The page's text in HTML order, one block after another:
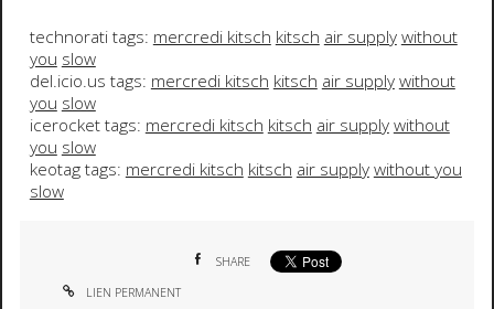
technorati tags: mercredi kitsch kitsch air supplywithout
you slow
del.icio.us tags: mercredi kitsch kitsch air supplywithout
you slow
icerocket tags: mercredi kitsch kitsch air supplywithout
you slow
keotag tags: mercredi kitsch kitsch air supplywithout you
slow
SHARE
LIEN PERMANENT